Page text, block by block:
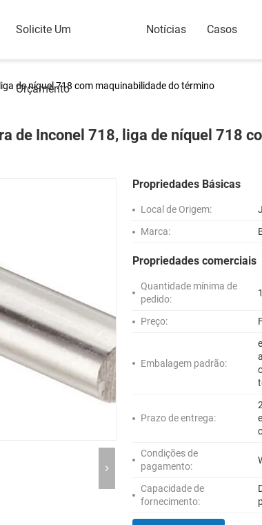
Solicite Um
Orçamento
Notícias Casos
de níquel 718 com maquinabilidade do término
de Inconel 718, liga de níquel 718
Propriedades Básicas
Local de Origem:
Marca:
Propriedades comerciais
Quantidade mínima de
pedido:
Preço:
Embalagem padrão:
Prazo de entrega:
Condições de
pagamento:
Capacidade de
fornecimento: